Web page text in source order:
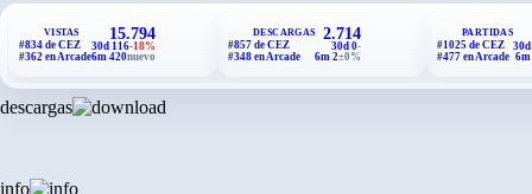
VISTAS
#834 de CEZ
#362 en Arcade
15.794
30d 116-18%
6m 420nuevo
DESCARGAS
#857 de CEZ
#348 en Arcade
2.714
30d 0-
6m 2±0%
PARTIDAS
#1025 de CEZ
#477 en Arcade
30d
6m
descargas
info